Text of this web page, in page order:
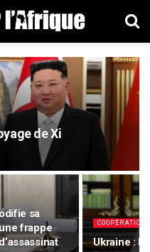
de Xi
sa
frappe
COOPÉRATION
Ukraine :